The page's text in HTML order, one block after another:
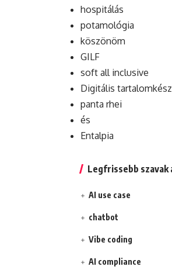
hospitálás
potamológia
köszönöm
GILF
soft all inclusive
Digitális
panta rhei
és
Entalpia
Legfrissebb szavak
AI use case
chatbot
Vibe coding
AI compliance